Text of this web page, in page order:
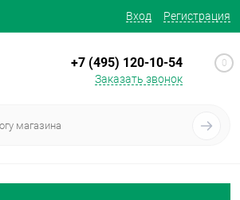
Вход Регистрация
+7 (495) 120-10-54
Заказать звонок
0